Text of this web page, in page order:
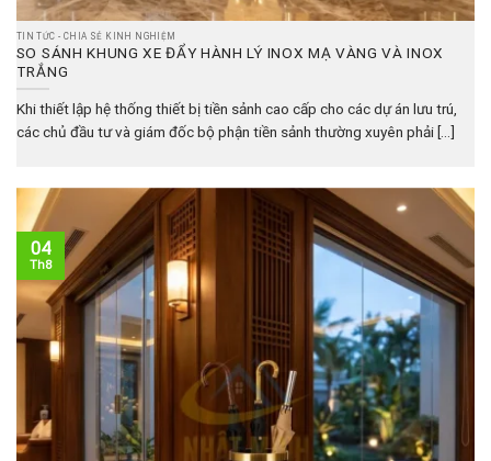
TIN TỨC - CHIA SẺ KINH NGHIỆM
SO SÁNH KHUNG XE ĐẨY HÀNH LÝ INOX MẠ VÀNG VÀ INOX
TRẮNG
Khi thiết lập hệ thống thiết bị tiền sảnh cao cấp cho các dự án lưu trú,
các chủ đầu tư và giám đốc bộ phận tiền sảnh thường xuyên phải [...]
04
Th8